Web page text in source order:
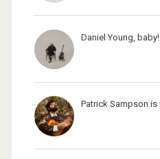
Daniel Young, baby!
Patrick Sampson